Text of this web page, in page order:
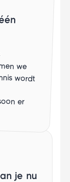
je nu